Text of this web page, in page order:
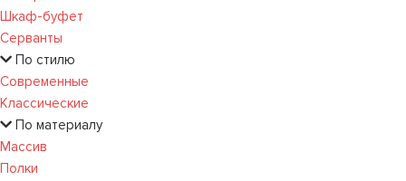
Шкаф-буфет
Серванты
По стилю
Современные
Классические
По материалу
Массив
Полки